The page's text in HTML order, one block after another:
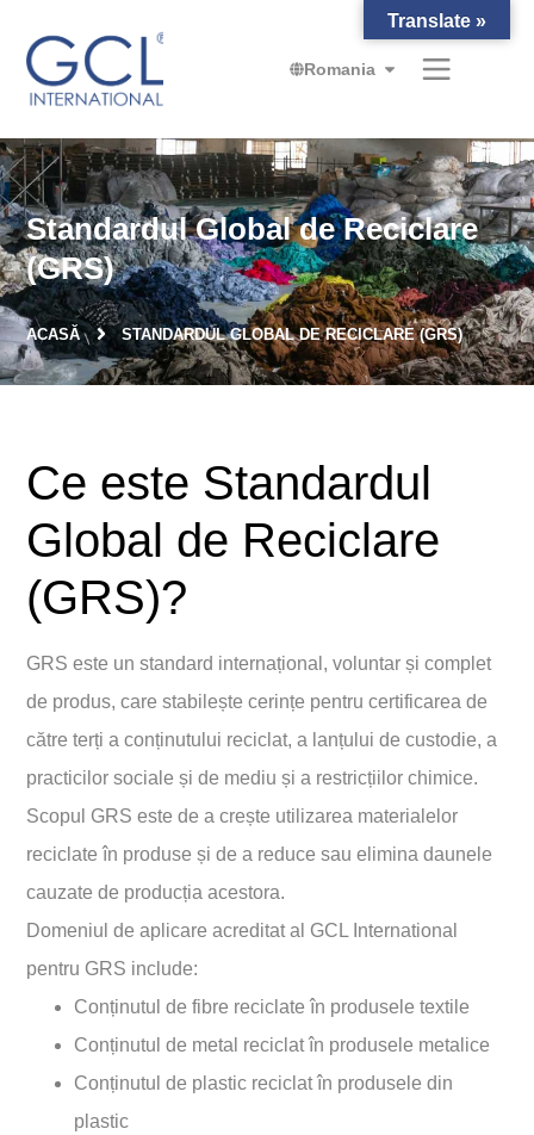
Romania
Standardul Global de Reciclare
(GRS)
ACASĂ STANDARDUL GLOBAL DE RECICLARE (GRS)
Ce este Standardul
Global de Reciclare
(GRS)?
GRS este un standard internațional, voluntar și complet
de produs, care stabilește cerințe pentru certificarea de
către terți a conținutului reciclat, a lanțului de custodie, a
practicilor sociale și de mediu și a restricțiilor chimice.
Scopul GRS este de a crește utilizarea materialelor
reciclate în produse și de a reduce sau elimina daunele
cauzate de producția acestora.
Domeniul de aplicare acreditat al GCL International
pentru GRS include:
Conținutul de fibre reciclate în produsele textile
Conținutul de metal reciclat în produsele metalice
Conținutul de plastic reciclat în produsele din
plastic
Translate »